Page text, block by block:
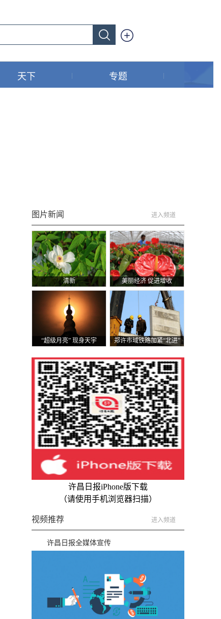
天下 专题
图片新闻 进入频道
清新 美丽经济 促进增收
“超级月亮” 现身天宇 郑许市域铁路加紧“北进”
许昌日报iPhone版下载
（请使用手机浏览器扫描）
视频推荐 进入频道
许昌日报全媒体宣传